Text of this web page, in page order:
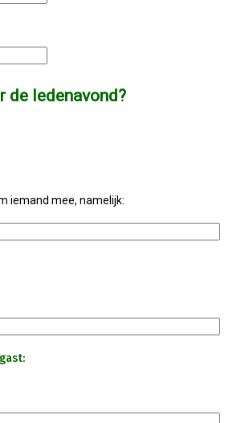
Meet & Greet Druk Bezocht
The Date(s)
Bestuur
07-10 OVZ Ledendag
de ledenavond?
iemand mee, namelijk: